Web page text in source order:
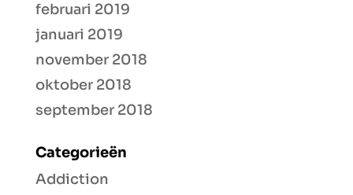
februari 2019
januari 2019
november 2018
oktober 2018
september 2018
Categorieën
Addiction